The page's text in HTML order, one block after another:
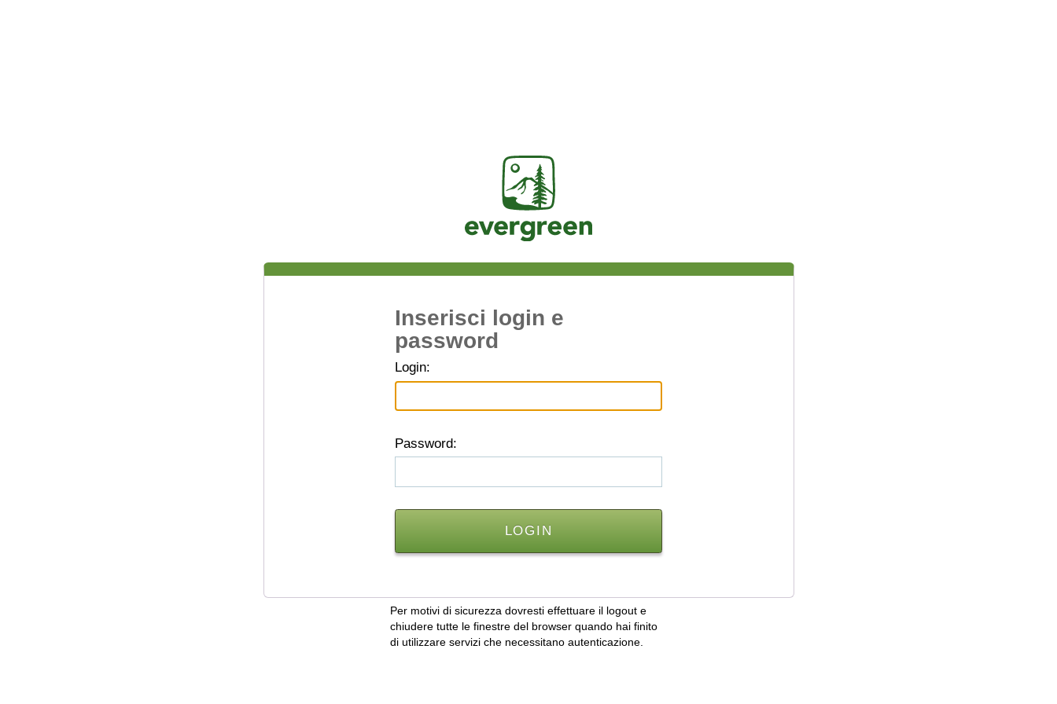
Jasig
Inserisci login e
password
Login:
Password:
Per motivi di sicurezza dovresti effettuare il logout e
chiudere tutte le finestre del browser quando hai finito
di utilizzare servizi che necessitano autenticazione.